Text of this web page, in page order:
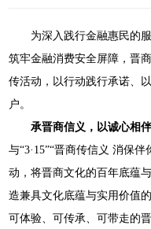
为深入践行金融惠民的
筑牢金融消费安全屏障，晋
传活动，以行动践行承诺、
户。
承晋商信义，以诚心相
与“3·15”“晋商传信义 消保
动，将晋商文化的百年底蕴
造兼具文化底蕴与实用价值
可体验、可传承、可带走的